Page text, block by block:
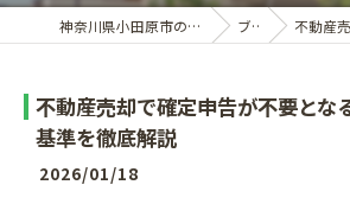
神奈川県小田原市の不動産ならミナミノイエ ブログ 不動産売却で確
不動産売却で確定申告が不要とな
基準を徹底解説
2026/01/18